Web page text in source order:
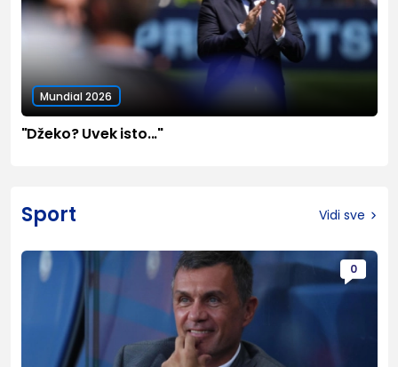
Mundial 2026
"Džeko? Uvek isto..."
Sport Vidi sve
0